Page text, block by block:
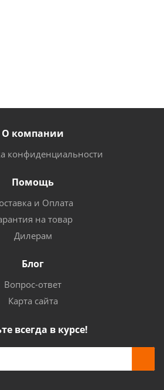
О компании
конфиденциальности
Помощь
и Оплата
на товар
Дилерам
Блог
Вопрос-ответ
Карта сайта
всегда в курсе!